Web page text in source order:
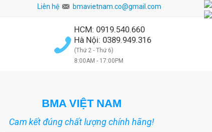
Liên hệ bmavietnam.co@gmail.com
HCM: 0919.540.660
Hà Nội: 0389.949.316
(Thứ 2 - Thứ 6)
8:00AM - 17:00PM
BMA VIỆT NAM
Cam kết đúng chất lượng chính hãng!